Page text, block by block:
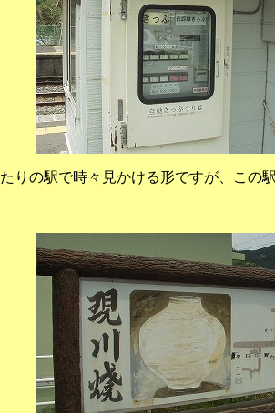
りの駅で時々見かける形ですが、この